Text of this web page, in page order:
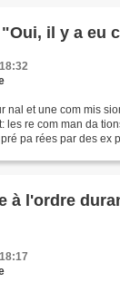
"Oui, il y a eu
nal et une com mis
les re com man da
pa rées par des ex
à l'ordre